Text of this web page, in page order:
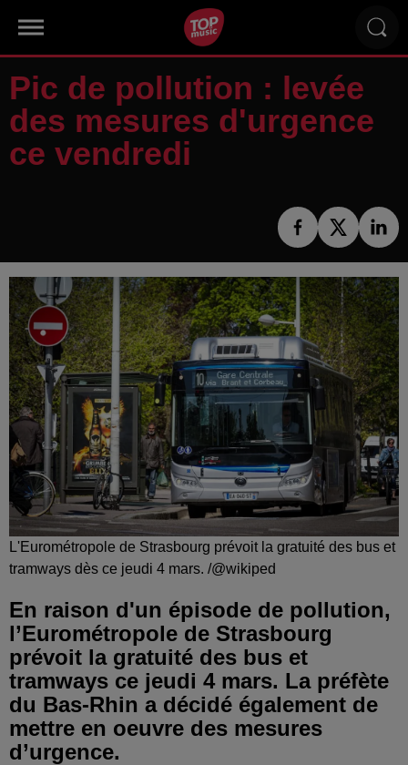
Pic de pollution : levée
des mesures d'urgence
ce vendredi
L'Eurométropole de Strasbourg prévoit la gratuité des bus et
tramways dès ce jeudi 4 mars. /@wikiped
En raison d'un épisode de pollution,
l’Eurométropole de Strasbourg
prévoit la gratuité des bus et
tramways ce jeudi 4 mars. La préfète
du Bas-Rhin a décidé également de
mettre en oeuvre des mesures
d’urgence.